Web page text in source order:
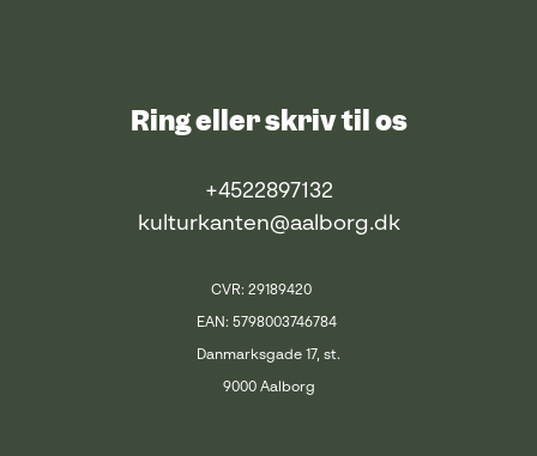
Ring eller skriv til os
+4522897132
kulturkanten@aalborg.dk
CVR: 29189420
EAN: 5798003746784
Danmarksgade 17, st.
9000 Aalborg